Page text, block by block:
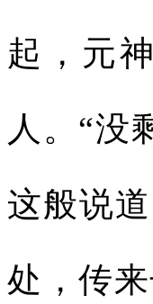
起，元
人。“没
这般说
处，传